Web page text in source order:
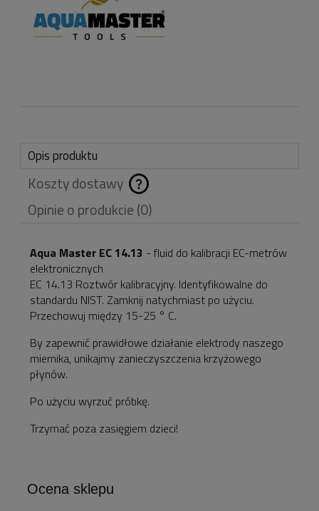
Opis produktu
Koszty dostawy
Cena nie zawiera
ewentualnych kosztów
płatności
Opinie o produkcie (0)
Aqua Master EC 14.13 - fluid do kalibracji EC-metrów
elektronicznych
EC 14.13 Roztwór kalibracyjny. Identyfikowalne do
standardu NIST. Zamknij natychmiast po użyciu.
Przechowuj między 15-25 ° C.
By zapewnić prawidłowe działanie elektrody naszego
miernika, unikajmy zanieczyszczenia krzyżowego
płynów.
Po użyciu wyrzuć próbkę.
Trzymać poza zasięgiem dzieci!
Ocena sklepu